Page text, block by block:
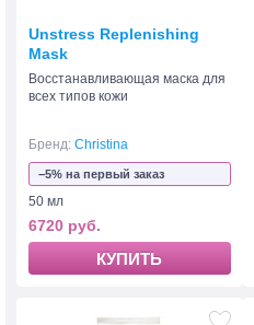
Unstress Replenishing
Mask
Восстанавливающая маска для
всех типов кожи
Бренд: Christina
−5% на первый заказ
50 мл
6720 руб.
КУПИТЬ